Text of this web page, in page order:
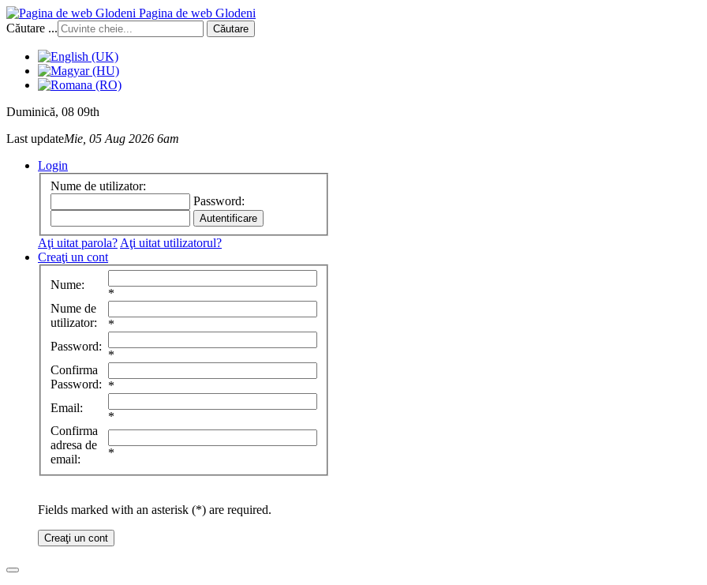
Pagina de web Glodeni
Căutare ...
Căutare
Duminică, 08 09th
Last updateMie, 05 Aug 2026 6am
Login
Nume de utilizator:
Password:
Aţi uitat parola? Aţi uitat utilizatorul?
Creaţi un cont
Nume:
*
Nume de
utilizator:
*
Password:
*
Confirma
Password: *
Email:
*
Confirma
adresa de
email:
*
Fields marked with an asterisk (*) are required.
Creaţi un cont